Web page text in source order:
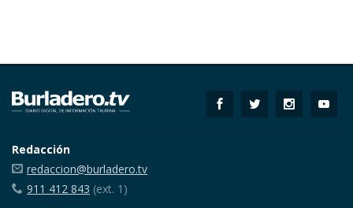
Redacción
redaccion@burladero.tv
911 412 843 (ext. 1)